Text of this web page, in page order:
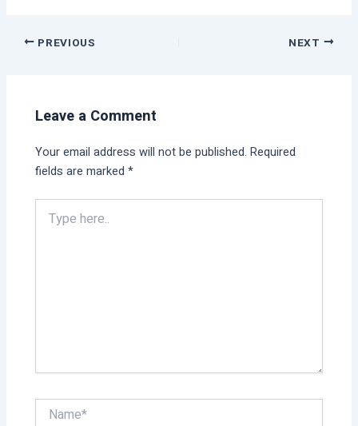
PREVIOUS NEXT
Leave a Comment
Your email address will not be published. Required
fields are marked*
here..
Name*